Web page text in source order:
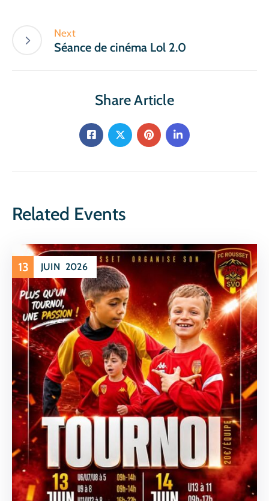
Next
Séance de cinéma Lol 2.0
Share Article
Related Events
13 JUIN 2026